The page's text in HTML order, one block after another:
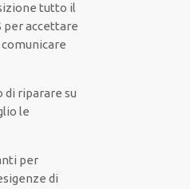
tutto il
per accettare
di riparare su
le
per
di